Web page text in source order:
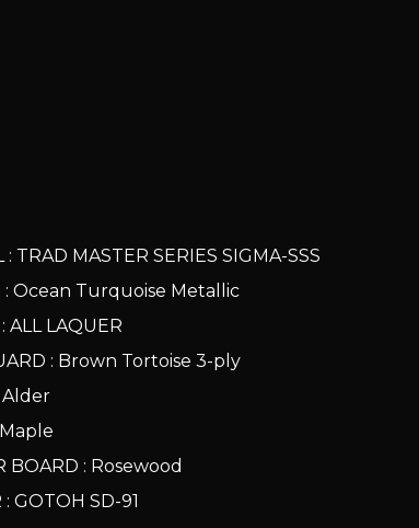
: TRAD MASTER SERIES SIGMA-SSS
: Ocean Turquoise Metallic
ALL LAQUER
: Brown Tortoise 3-ply
Alder
BOARD : Rosewood
GOTOH SD-91